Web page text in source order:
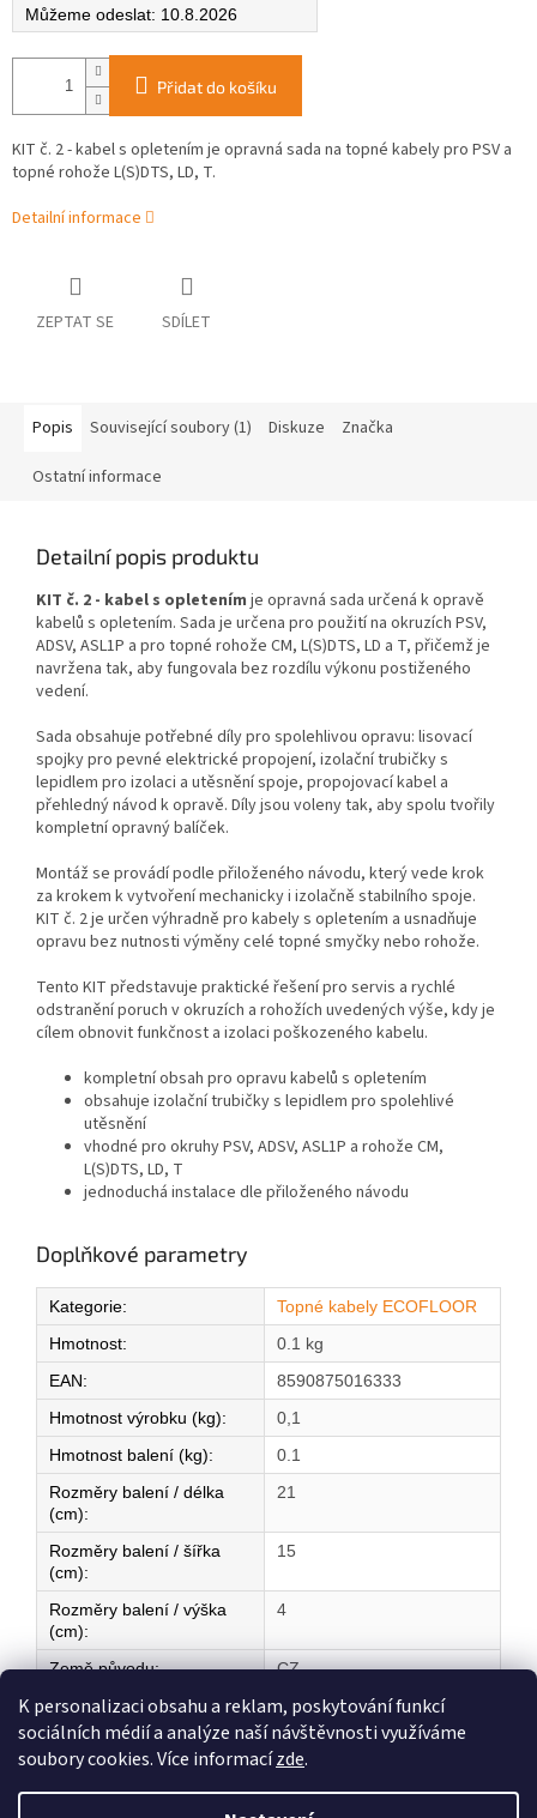
K personalizaci obsahu a reklam, poskytování funkcí
sociálních médií a analýze naší návštěvnosti využíváme
soubory cookies. Více informacízde.
10.8.2026
Přidat do košíku
KIT č. 2 - kabel s opletením je opravná sada na topné kabely pro PSV a
topné rohože L(S)DTS, LD, T.
Detailní informace
ZEPTAT SE SDÍLET
Popis Související soubory (1) Diskuze Značka
Ostatní informace
Detailní popis produktu
KIT č. 2 - kabel s opletením je opravná sada určená k opravě
kabelů s opletením. Sada je určena pro použití na okruzích PSV,
ADSV, ASL1P a pro topné rohože CM, L(S)DTS, LD a T, přičemž je
navržena tak, aby fungovala bez rozdílu výkonu postiženého
vedení.
Sada obsahuje potřebné díly pro spolehlivou opravu: lisovací
spojky pro pevné elektrické propojení, izolační trubičky s
lepidlem pro izolaci a utěsnění spoje, propojovací kabel a
přehledný návod k opravě. Díly jsou voleny tak, aby spolu tvořily
kompletní opravný balíček.
Montáž se provádí podle přiloženého návodu, který vede krok
za krokem k vytvoření mechanicky i izolačně stabilního spoje.
KIT č. 2 je určen výhradně pro kabely s opletením a usnadňuje
opravu bez nutnosti výměny celé topné smyčky nebo rohože.
Tento KIT představuje praktické řešení pro servis a rychlé
odstranění poruch v okruzích a rohožích uvedených výše, kdy je
cílem obnovit funkčnost a izolaci poškozeného kabelu.
kompletní obsah pro opravu kabelů s opletením
obsahuje izolační trubičky s lepidlem pro spolehlivé
utěsnění
vhodné pro okruhy PSV, ADSV, ASL1P a rohože CM,
L(S)DTS, LD, T
jednoduchá instalace dle přiloženého návodu
Doplňkové parametry
Kategorie:
Topné kabely ECOFLOOR
Hmotnost:
0.1 kg
EAN:
8590875016333
Hmotnost výrobku (kg):
0,1
Hmotnost balení (kg):
0.1
Rozměry balení / délka
(cm):
21
Rozměry balení / šířka
(cm):
15
Rozměry balení / výška
(cm):
4
Země původu: CZ